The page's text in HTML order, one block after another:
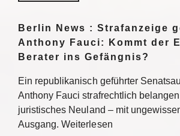
Berlin News : Strafanzeige
Anthony Fauci: Kommt der
Berater ins Gefängnis?
Ein republikanisch geführter
Anthony Fauci strafrechtlich
juristisches Neuland – mit
Ausgang. Weiterlesen